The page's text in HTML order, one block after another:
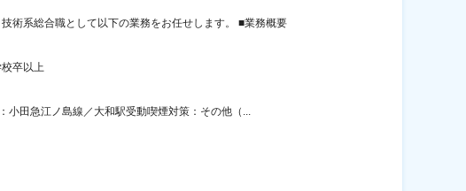
術系総合職として以下の業務をお任せします。 ■業務概要
卒以上
小田急江ノ島線／大和駅受動喫煙対策：その他（...